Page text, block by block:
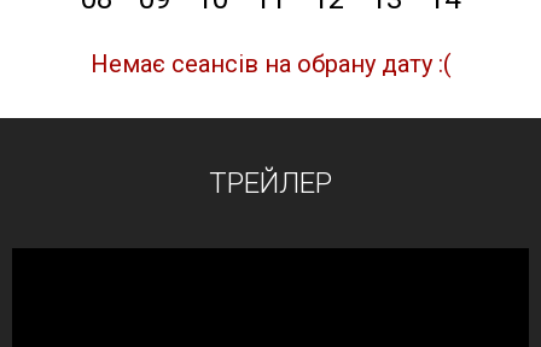
Немає сеансів на обрану дату :(
ТРЕЙЛЕР